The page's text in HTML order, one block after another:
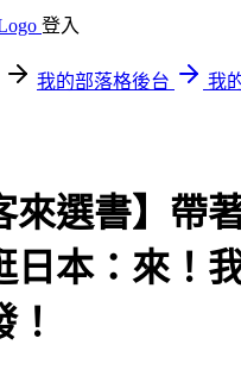
登入
我的部落格後台
我
來選書】帶
日本：來！